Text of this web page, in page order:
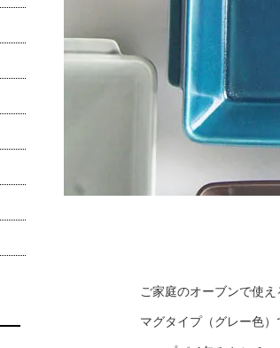
ご家庭のオーブンで使
マグタイプ（グレー色）